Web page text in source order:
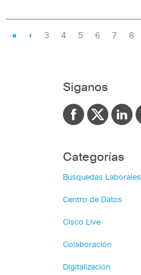
« ‹ 3 4 5 6 7 8
Siganos
Categorías
Búsquedas Laborales
Centro de Datos
Cisco Live
Colaboración
Digitalización